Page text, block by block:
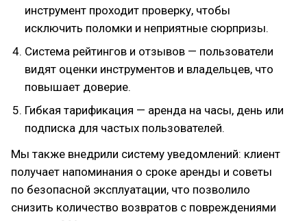
инструмент проходит проверку, чтобы
исключить поломки и неприятные сюрпризы.
Система рейтингов и отзывов — пользователи
видят оценки инструментов и владельцев, что
повышает доверие.
Гибкая тарификация — аренда на часы, день или
подписка для частых пользователей.
Мы также внедрили систему уведомлений: клиент
получает напоминания о сроке аренды и советы
по безопасной эксплуатации, что позволило
снизить количество возвратов с повреждениями